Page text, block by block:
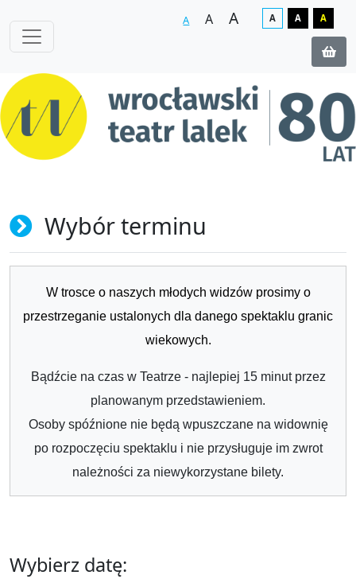
A A A A A A
Wybór terminu
W trosce o naszych młodych widzów prosimy o
przestrzeganie ustalonych dla danego spektaklu granic
wiekowych.
Bądźcie na czas w Teatrze - najlepiej 15 minut przez
planowanym przedstawieniem.
Osoby spóźnione nie będą wpuszczane na widownię
po rozpoczęciu spektaklu i nie przysługuje im zwrot
należności za niewykorzystane bilety.
Wybierz datę: